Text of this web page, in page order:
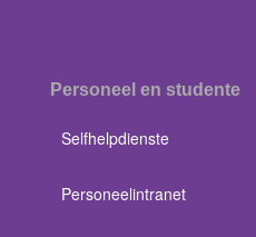
Personeel en studente
Selfhelpdienste
Personeelintranet